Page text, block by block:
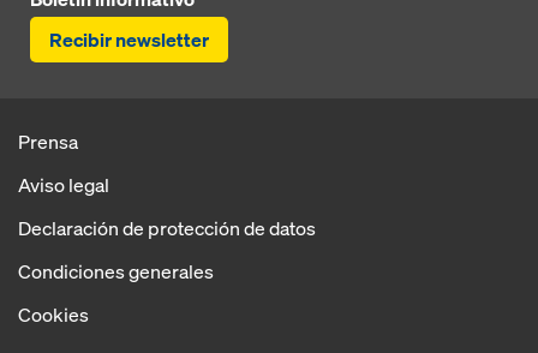
Recibir newsletter
Prensa
Aviso legal
Declaración de protección de datos
Condiciones generales
Cookies